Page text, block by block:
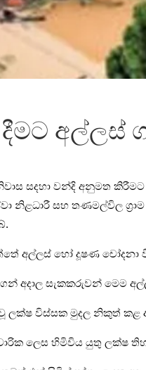
දීමට
සදහා වන්දි අනුමත
නිළධාරී සහ තණමල්විල
අල්ලස් හෝ දූෂණ චෝදනා
අදාල සැකකරුවන් මෙම
විස්සක මුදල නිකුත් කළ
ලෙස හිමිවිය යුතු ලක්ෂ